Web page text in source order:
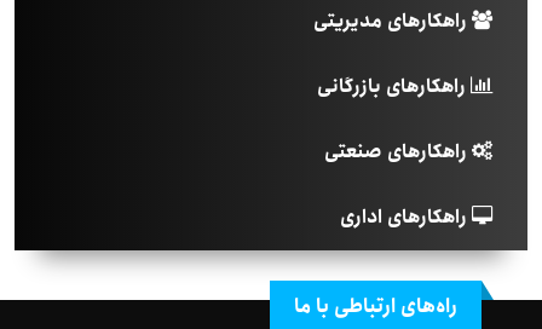
راهکارهای مدیریتی
راهکارهای بازرگانی
راهکارهای صنعتی
راهکارهای اداری
راه‌های ارتباطی با ما